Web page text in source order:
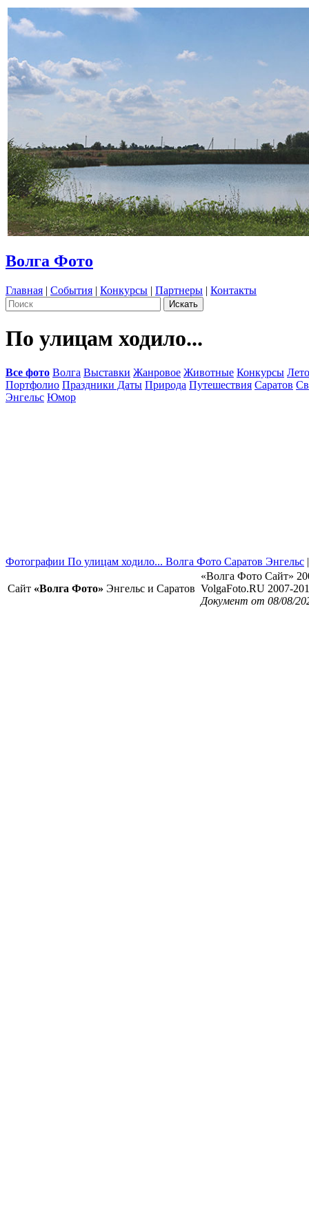
Волга Фото
Главная | События | Конкурсы | Партнеры | Контакты
По улицам ходило...
Все фото Волга Выставки Жанровое Животные Конкурсы
Портфолио Праздники Даты Природа Путешествия Саратов
Энгельс Юмор
Фотографии По улицам ходило... Волга Фото Саратов Энгельс
Сайт «Волга Фото» Энгельс и Саратов
«Волга Фото Сайт»
VolgaFoto.RU 2007-
Документ от 08/08/